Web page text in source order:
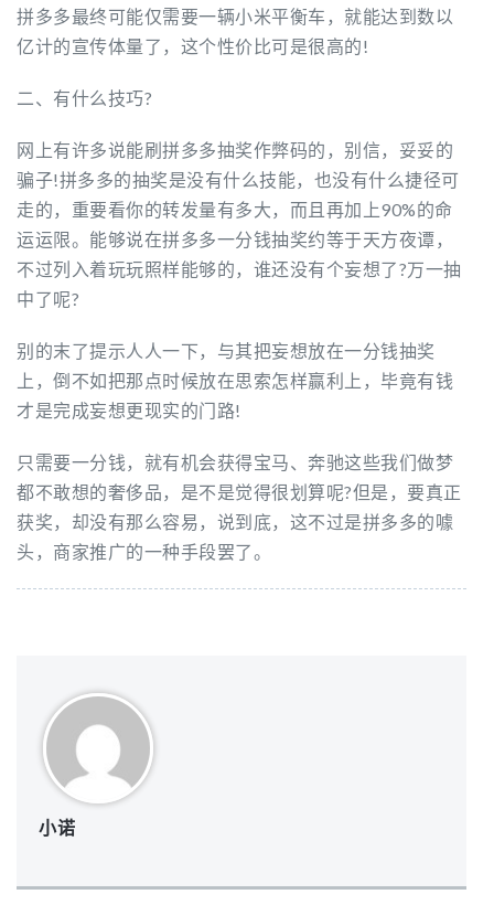
拼多多最终可能仅需要一辆小米平衡车，就能达到数以
亿计的宣传体量了，这个性价比可是很高的!
二、有什么技巧?
网上有许多说能刷拼多多抽奖作弊码的，别信，妥妥的
骗子!拼多多的抽奖是没有什么技能，也没有什么捷径可
走的，重要看你的转发量有多大，而且再加上90%的命
运运限。能够说在拼多多一分钱抽奖约等于天方夜谭，
不过列入着玩玩照样能够的，谁还没有个妄想了?万一抽
中了呢?
别的末了提示人人一下，与其把妄想放在一分钱抽奖
上，倒不如把那点时候放在思索怎样赢利上，毕竟有钱
才是完成妄想更现实的门路!
只需要一分钱，就有机会获得宝马、奔驰这些我们做梦
都不敢想的奢侈品，是不是觉得很划算呢?但是，要真正
获奖，却没有那么容易，说到底，这不过是拼多多的噱
头，商家推广的一种手段罢了。
小诺